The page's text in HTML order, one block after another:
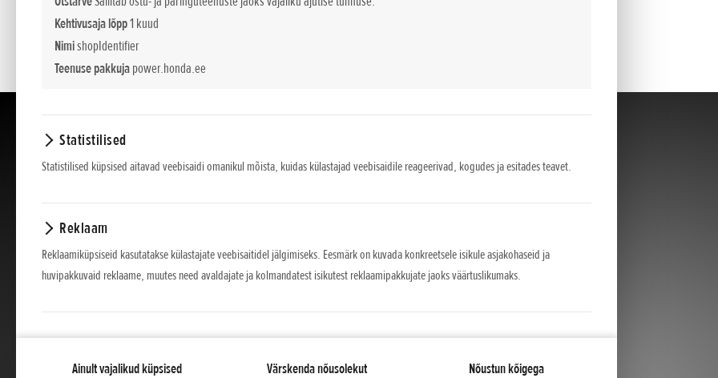
Kehtivusaja lõpp1 kuud
NimishopIdentifier
Teenuse pakkujapower.honda.ee
Statistilised
Statistilised küpsised aitavad veebisaidi omanikul mõista, kuidas külastajad veebisaidile reageerivad, kogudes ja esitades teavet.
Reklaam
Reklaamiküpsiseid kasutatakse külastajate veebisaitidel jälgimiseks. Eesmärk on kuvada konkreetsele isikule asjakohaseid ja
huvipakkuvaid reklaame, muutes need avaldajate ja kolmandatest isikutest reklaamipakkujate jaoks väärtuslikumaks.
Ainult vajalikud küpsised Värskenda nõusolekut Nõustun kõigega